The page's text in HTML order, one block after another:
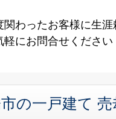
関わったお客様に生
軽にお問合せください
の一戸建て